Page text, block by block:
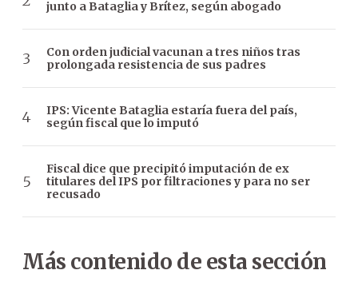
junto a Bataglia y Brítez, según abogado
Con orden judicial vacunan a tres niños tras
prolongada resistencia de sus padres
IPS: Vicente Bataglia estaría fuera del país,
según fiscal que lo imputó
Fiscal dice que precipitó imputación de ex
titulares del IPS por filtraciones y para no ser
recusado
Más contenido de esta sección